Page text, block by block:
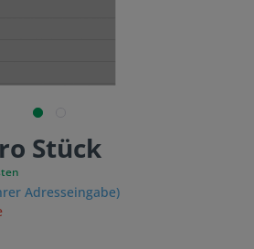
Stück
Adresseingabe)